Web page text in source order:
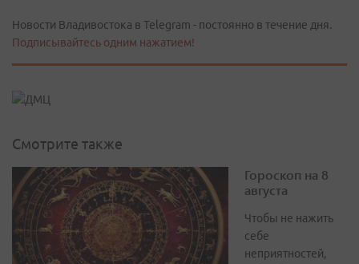
Новости Владивостока в Telegram - постоянно в течение дня.
Подписывайтесь одним нажатием!
Смотрите также
Гороскоп на 8
августа
Чтобы не нажить
себе
неприятностей,